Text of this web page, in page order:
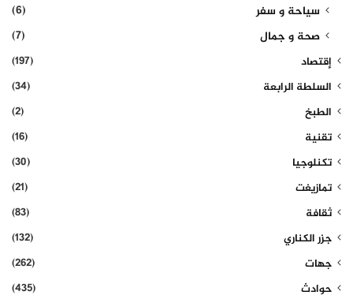
سياحة و سفر
(6)
صحة و جمال
(7)
إقتصاد
(197)
السلطة الرابعة
(34)
الطبخ
(2)
تقنية
(16)
تكنلوجيا
(30)
تمازيغت
(21)
ثقافة
(83)
جزر الكناري
(132)
جهات
(262)
حوادث
(435)